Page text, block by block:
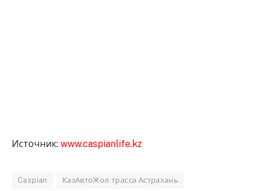
Источник: www.caspianlife.kz
Caspian КазАвтоЖол трасса Астрахань